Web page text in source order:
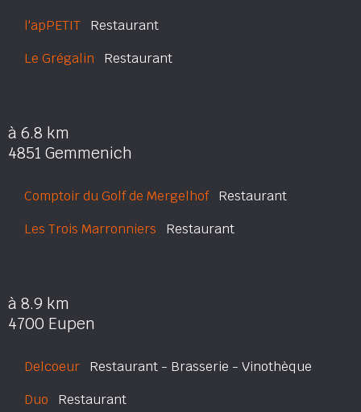
l'apPETIT Restaurant
Le Grégalin Restaurant
à 6.8 km
4851 Gemmenich
Comptoir du Golf de MergelhofRestaurant
Les Trois Marronniers Restaurant
à 8.9 km
4700 Eupen
Delcoeur Restaurant - Brasserie - Vinothèque
Duo Restaurant